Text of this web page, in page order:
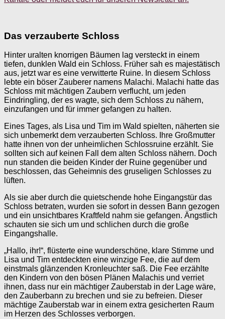
Das verzauberte Schloss
Hinter uralten knorrigen Bäumen lag versteckt in einem
tiefen, dunklen Wald ein Schloss. Früher sah es majestätisch
aus, jetzt war es eine verwitterte Ruine. In diesem Schloss
lebte ein böser Zauberer namens Malachi. Malachi hatte das
Schloss mit mächtigen Zaubern verflucht, um jeden
Eindringling, der es wagte, sich dem Schloss zu nähern,
einzufangen und für immer gefangen zu halten.
Eines Tages, als Lisa und Tim im Wald spielten, näherten sie
sich unbemerkt dem verzauberten Schloss. Ihre Großmutter
hatte ihnen von der unheimlichen Schlossruine erzählt. Sie
sollten sich auf keinen Fall dem alten Schloss nähern. Doch
nun standen die beiden Kinder der Ruine gegenüber und
beschlossen, das Geheimnis des gruseligen Schlosses zu
lüften.
Als sie aber durch die quietschende hohe Eingangstür das
Schloss betraten, wurden sie sofort in dessen Bann gezogen
und ein unsichtbares Kraftfeld nahm sie gefangen. Ängstlich
schauten sie sich um und schlichen durch die große
Eingangshalle.
„Hallo, ihr!“, flüsterte eine wunderschöne, klare Stimme und
Lisa und Tim entdeckten eine winzige Fee, die auf dem
einstmals glänzenden Kronleuchter saß. Die Fee erzählte
den Kindern von den bösen Plänen Malachis und verriet
ihnen, dass nur ein mächtiger Zauberstab in der Lage wäre,
den Zauberbann zu brechen und sie zu befreien. Dieser
mächtige Zauberstab war in einem extra gesicherten Raum
im Herzen des Schlosses verborgen.